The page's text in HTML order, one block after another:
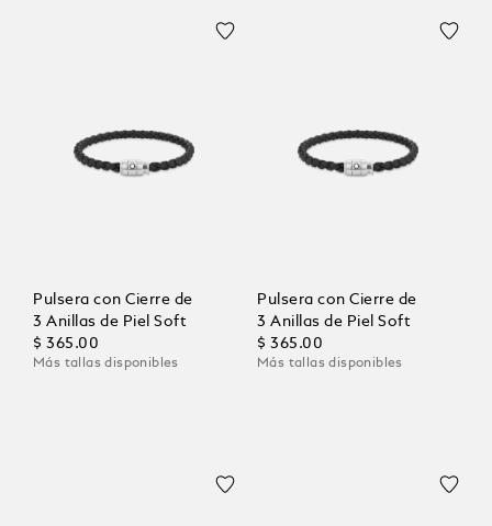
Pulsera con Cierre de
3 Anillas de Piel Soft
$ 365.00
Más tallas disponibles
Pulsera con Cierre de
3 Anillas de Piel Soft
$ 365.00
Más tallas disponibles